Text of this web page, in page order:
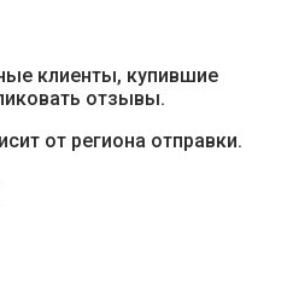
клиенты, купившие
отзывы.
от региона отправки.